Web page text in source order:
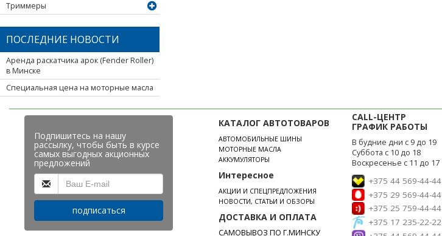
Триммеры
ПОСЛЕДНИЕ НОВОСТИ
Аренда раскатчика арок (Fender Roller)
в Минске
Специальная цена на моторные масла
Подпишитесь на нашу
рассылку, чтобы быть в курсе
самых выгодных акционных
предложений
подписаться
КАТАЛОГ АВТОТОВАРОВ
АВТОМОБИЛЬНЫЕ ШИНЫ
МОТОРНЫЕ МАСЛА
АККУМУЛЯТОРЫ
Интересное
АКЦИИ И СПЕЦПРЕДЛОЖЕНИЯ
НОВОСТИ, СТАТЬИ И ОБЗОРЫ
ДОСТАВКА И ОПЛАТА
САМОВЫВОЗ ПО Г.МИНСКУ
CALL-ЦЕНТР
ГРАФИК РАБОТЫ
В будние дни с 9 до 19
Суббота с 10 до 18
Воскресенье с 11 до 17
+375 44 569-44-44
+375 29 569-44-44
+375 25 759-44-44
+375 17 235-22-22